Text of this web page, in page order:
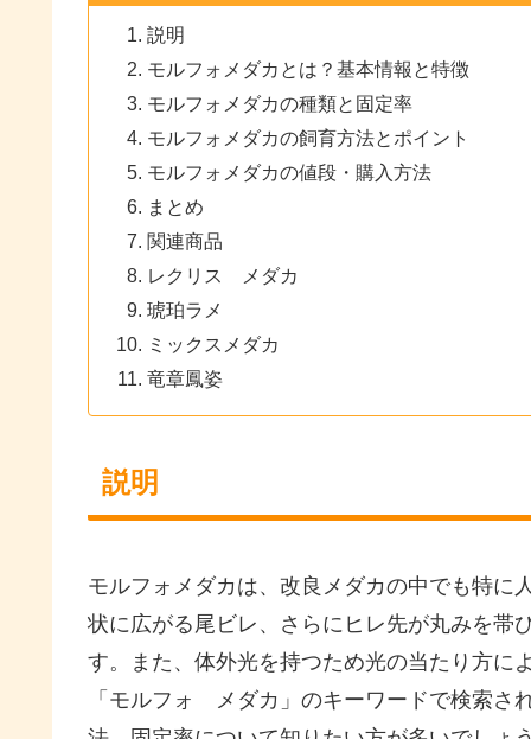
説明
モルフォメダカとは？基本情報と特徴
モルフォメダカの種類と固定率
モルフォメダカの飼育方法とポイント
モルフォメダカの値段・購入方法
まとめ
関連商品
レクリス メダカ
琥珀ラメ
ミックスメダカ
竜章鳳姿
説明
モルフォメダカは、改良メダカの中でも特に
状に広がる尾ビレ、さらにヒレ先が丸みを帯
す。また、体外光を持つため光の当たり方に
「モルフォ メダカ」のキーワードで検索さ